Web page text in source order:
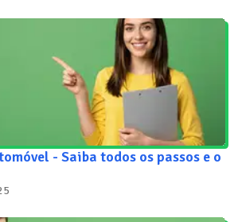
- Saiba todos os passos e o